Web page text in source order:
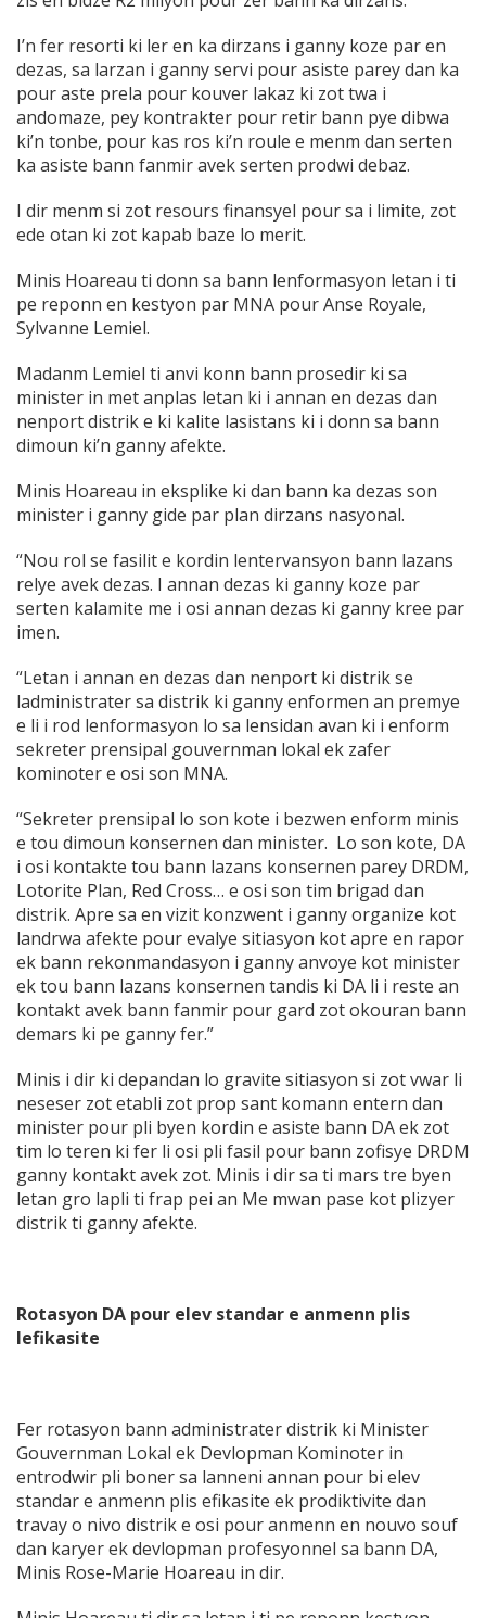
I’n fer resorti ki ler en ka dirzans i ganny koze par en
dezas, sa larzan i ganny servi pour asiste parey dan ka
pour aste prela pour kouver lakaz ki zot twa i
andomaze, pey kontrakter pour retir bann pye dibwa
ki’n tonbe, pour kas ros ki’n roule e menm dan serten
ka asiste bann fanmir avek serten prodwi debaz.
I dir menm si zot resours finansyel pour sa i limite, zot
ede otan ki zot kapab baze lo merit.
Minis Hoareau ti donn sa bann lenformasyon letan i ti
pe reponn en kestyon par MNA pour Anse Royale,
Sylvanne Lemiel.
Madanm Lemiel ti anvi konn bann prosedir ki sa
minister in met anplas letan ki i annan en dezas dan
nenport distrik e ki kalite lasistans ki i donn sa bann
dimoun ki’n ganny afekte.
Minis Hoareau in eksplike ki dan bann ka dezas son
minister i ganny gide par plan dirzans nasyonal.
“Nou rol se fasilit e kordin lentervansyon bann lazans
relye avek dezas. I annan dezas ki ganny koze par
serten kalamite me i osi annan dezas ki ganny kree par
imen.
“Letan i annan en dezas dan nenport ki distrik se
ladministrater sa distrik ki ganny enformen an premye
e li i rod lenformasyon lo sa lensidan avan ki i enform
sekreter prensipal gouvernman lokal ek zafer
kominoter e osi son MNA.
“Sekreter prensipal lo son kote i bezwen enform minis
e tou dimoun konsernen dan minister. Lo son kote, DA
i osi kontakte tou bann lazans konsernen parey DRDM,
Lotorite Plan, Red Cross… e osi son tim brigad dan
distrik. Apre sa en vizit konzwent i ganny organize kot
landrwa afekte pour evalye sitiasyon kot apre en rapor
ek bann rekonmandasyon i ganny anvoye kot minister
ek tou bann lazans konsernen tandis ki DA li i reste an
kontakt avek bann fanmir pour gard zot okouran bann
demars ki pe ganny fer.”
Minis i dir ki depandan lo gravite sitiasyon si zot vwar li
neseser zot etabli zot prop sant komann entern dan
minister pour pli byen kordin e asiste bann DA ek zot
tim lo teren ki fer li osi pli fasil pour bann zofisye DRDM
ganny kontakt avek zot. Minis i dir sa ti mars tre byen
letan gro lapli ti frap pei an Me mwan pase kot plizyer
distrik ti ganny afekte.
Rotasyon DA pour elev standar e anmenn plis
lefikasite
Fer rotasyon bann administrater distrik ki Minister
Gouvernman Lokal ek Devlopman Kominoter in
entrodwir pli boner sa lanneni annan pour bi elev
standar e anmenn plis efikasite ek prodiktivite dan
travay o nivo distrik e osi pour anmenn en nouvo souf
dan karyer ek devlopman profesyonnel sa bann DA,
Minis Rose-Marie Hoareau in dir.